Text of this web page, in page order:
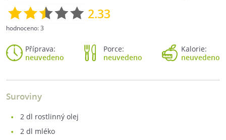
2.33
hodnoceno:3
Příprava:
neuvedeno
Porce:
neuvedeno
Kalorie:
neuvedeno
Suroviny
2 dl rostlinný olej
2 dl mléko